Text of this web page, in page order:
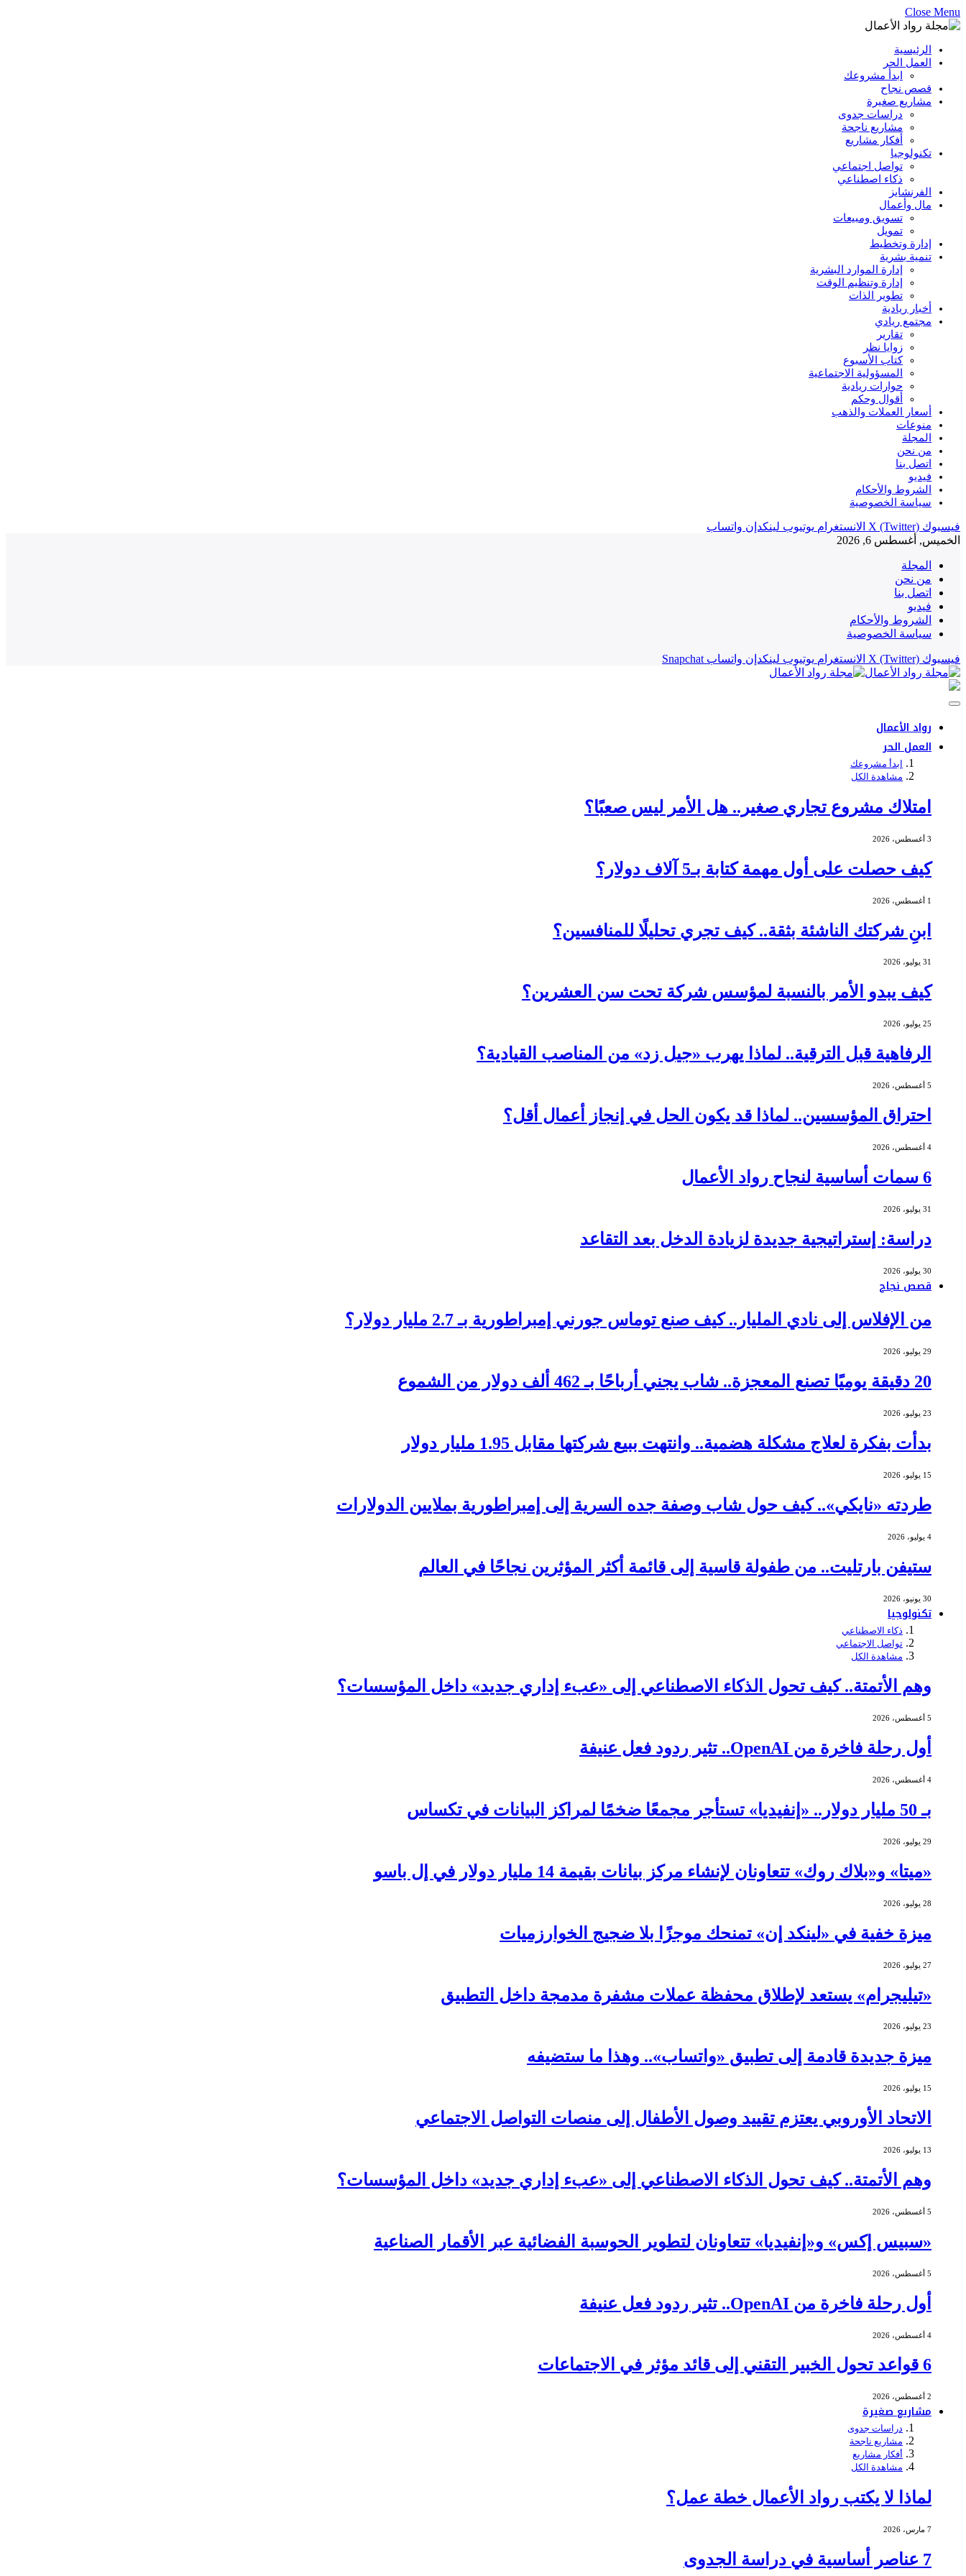
Close Menu
الرئيسية
العمل الحر
ابدأ مشروعك
قصص نجاح
مشاريع صغيرة
دراسات جدوى
مشاريع ناجحة
أفكار مشاريع
تكنولوجيا
تواصل اجتماعي
ذكاء اصطناعي
الفرنشايز
مال وأعمال
تسويق ومبيعات
تمويل
إدارة وتخطيط
تنمية بشرية
إدارة الموارد البشرية
إدارة وتنظيم الوقت
تطوير الذات
أخبار ريادية
مجتمع ريادي
تقارير
زوايا نظر
كتاب الأسبوع
المسؤولية الاجتماعية
حوارات ريادية
أقوال وحكم
أسعار العملات والذهب
منوعات
المجلة
من نحن
اتصل بنا
فيديو
الشروط والأحكام
سياسة الخصوصية
فيسبوك X (Twitter) الانستغرام يوتيوب لينكدإن واتساب
الخميس, أغسطس 6, 2026
المجلة
من نحن
اتصل بنا
فيديو
الشروط والأحكام
سياسة الخصوصية
فيسبوك X (Twitter) الانستغرام يوتيوب لينكدإن واتساب Snapchat
رواد الأعمال
العمل الحر
ابدأ مشروعك
مشاهدة الكل
امتلاك مشروع تجاري صغير.. هل الأمر ليس صعبًا؟
3 أغسطس، 2026
كيف حصلت على أول مهمة كتابة بـ5 آلاف دولار؟
1 أغسطس، 2026
ابنِ شركتك الناشئة بثقة.. كيف تجري تحليلًا للمنافسين؟
31 يوليو، 2026
كيف يبدو الأمر بالنسبة لمؤسس شركة تحت سن العشرين؟
25 يوليو، 2026
الرفاهية قبل الترقية.. لماذا يهرب «جيل زد» من المناصب القيادية؟
5 أغسطس، 2026
احتراق المؤسسين.. لماذا قد يكون الحل في إنجاز أعمال أقل؟
4 أغسطس، 2026
6 سمات أساسية لنجاح رواد الأعمال
31 يوليو، 2026
دراسة: إستراتيجية جديدة لزيادة الدخل بعد التقاعد
30 يوليو، 2026
قصص نجاح
من الإفلاس إلى نادي المليار.. كيف صنع توماس جورني إمبراطورية بـ 2.7 مليار دولار؟
29 يوليو، 2026
20 دقيقة يوميًا تصنع المعجزة.. شاب يجني أرباحًا بـ 462 ألف دولار من الشموع
23 يوليو، 2026
بدأت بفكرة لعلاج مشكلة هضمية.. وانتهت ببيع شركتها مقابل 1.95 مليار دولار
15 يوليو، 2026
طردته «نايكي».. كيف حول شاب وصفة جده السرية إلى إمبراطورية بملايين الدولارات
4 يوليو، 2026
ستيفن بارتليت.. من طفولة قاسية إلى قائمة أكثر المؤثرين نجاحًا في العالم
30 يونيو، 2026
تكنولوجيا
ذكاء الاصطناعي
تواصل الاجتماعي
مشاهدة الكل
وهم الأتمتة.. كيف تحول الذكاء الاصطناعي إلى «عبء إداري جديد» داخل المؤسسات؟
5 أغسطس، 2026
أول رحلة فاخرة من OpenAI.. تثير ردود فعل عنيفة
4 أغسطس، 2026
بـ 50 مليار دولار.. «إنفيديا» تستأجر مجمعًا ضخمًا لمراكز البيانات في تكساس
29 يوليو، 2026
«ميتا» و«بلاك روك» تتعاونان لإنشاء مركز بيانات بقيمة 14 مليار دولار في إل باسو
28 يوليو، 2026
ميزة خفية في «لينكد إن» تمنحك موجزًا بلا ضجيج الخوارزميات
27 يوليو، 2026
«تيليجرام» يستعد لإطلاق محفظة عملات مشفرة مدمجة داخل التطبيق
23 يوليو، 2026
ميزة جديدة قادمة إلى تطبيق «واتساب».. وهذا ما ستضيفه
15 يوليو، 2026
الاتحاد الأوروبي يعتزم تقييد وصول الأطفال إلى منصات التواصل الاجتماعي
13 يوليو، 2026
وهم الأتمتة.. كيف تحول الذكاء الاصطناعي إلى «عبء إداري جديد» داخل المؤسسات؟
5 أغسطس، 2026
«سبيس إكس» و«إنفيديا» تتعاونان لتطوير الحوسبة الفضائية عبر الأقمار الصناعية
5 أغسطس، 2026
أول رحلة فاخرة من OpenAI.. تثير ردود فعل عنيفة
4 أغسطس، 2026
6 قواعد تحول الخبير التقني إلى قائد مؤثر في الاجتماعات
2 أغسطس، 2026
مشاريع صغيرة
دراسات جدوى
مشاريع ناجحة
أفكار مشاريع
مشاهدة الكل
لماذا لا يكتب رواد الأعمال خطة عمل؟
7 مارس، 2026
7 عناصر أساسية في دراسة الجدوى